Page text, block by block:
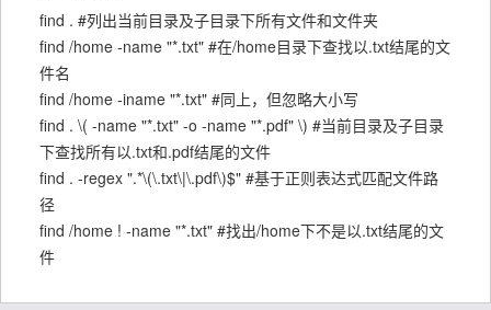
find . #列出当前目录及子目录下所有文件和文件夹
find /home -name "*.txt" #在/home目录下查找以.txt结尾的文
件名
find /home -iname "*.txt" #同上，但忽略大小写
find . \( -name "*.txt" -o -name "*.pdf" \) #当前目录及子目录
下查找所有以.txt和.pdf结尾的文件
find . -regex ".*\(\.txt\|\.pdf\)$" #基于正则表达式匹配文件路
径
find /home ! -name "*.txt" #找出/home下不是以.txt结尾的文
件